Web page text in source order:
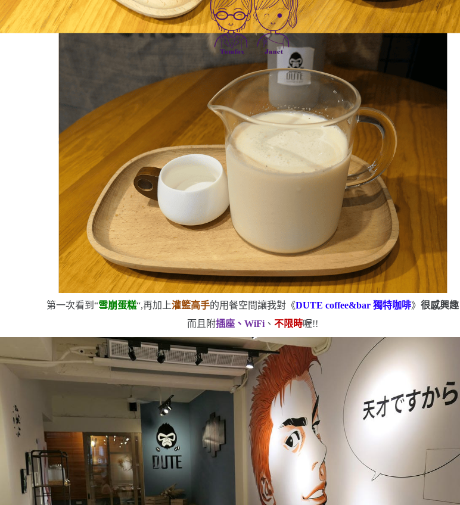
第一次看到“雪崩蛋糕“,再加上灌籃高手的用餐空間讓我對《DUTE coffee&bar獨特咖啡》很感興趣
而且附插座、WiFi 、不限時喔!!